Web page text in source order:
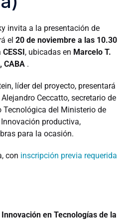
invita a la presentación de
el 20 de noviembre a las 10.30
CESSI, ubicadas en Marcelo T.
CABA .
líder del proyecto, presentará
Ceccatto, secretario de
del Ministerio de
productiva,
para la ocasión.
con inscripción previa requerida
en Tecnologías de la